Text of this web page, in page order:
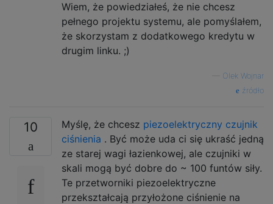
Wiem, że powiedziałeś, że nie chcesz
pełnego projektu systemu, ale pomyślałem,
że skorzystam z dodatkowego kredytu w
drugim linku. ;)
Olek Wojnar
źródło
10 Myślę, że chcesz piezoelektryczny czujnik
ciśnienia . Być może uda ci się ukraść jedną
ze starej wagi łazienkowej, ale czujniki w
skali mogą być dobre do ~ 100 funtów siły.
Te przetworniki piezoelektryczne
przekształcają przyłożone ciśnienie na